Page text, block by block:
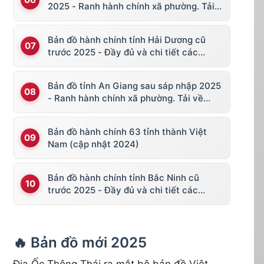
2025 - Ranh hành chính xã phường. Tải
Bản đồ hành chính tỉnh Hải Dương cũ
trước 2025 - Đầy đủ và chi tiết các
Bản đồ tỉnh An Giang sau sáp nhập 2025
- Ranh hành chính xã phường. Tải về
Bản đồ hành chính 63 tỉnh thành Việt
Nam (cập nhật 2024)
Bản đồ hành chính tỉnh Bắc Ninh cũ
trước 2025 - Đầy đủ và chi tiết các
🔥 Bản đồ mới 2025